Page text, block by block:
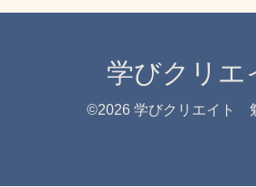
学びクリ
©2026 学びクリエイト